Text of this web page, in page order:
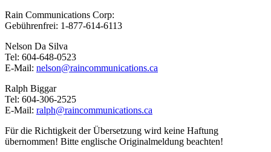
Rain Communications Corp:
Gebührenfrei: 1-877-614-6113
Nelson Da Silva
Tel: 604-648-0523
E-Mail: nelson@raincommunications.ca
Ralph Biggar
Tel: 604-306-2525
E-Mail: ralph@raincommunications.ca
Für die Richtigkeit der Übersetzung wird keine Haftung
übernommen! Bitte englische Originalmeldung beachten!